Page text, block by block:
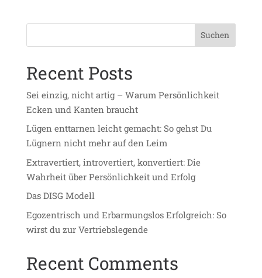
Suchen
Recent Posts
Sei einzig, nicht artig – Warum Persönlichkeit
Ecken und Kanten braucht
Lügen enttarnen leicht gemacht: So gehst Du
Lügnern nicht mehr auf den Leim
Extravertiert, introvertiert, konvertiert: Die
Wahrheit über Persönlichkeit und Erfolg
Das DISG Modell
Egozentrisch und Erbarmungslos Erfolgreich: So
wirst du zur Vertriebslegende
Recent Comments